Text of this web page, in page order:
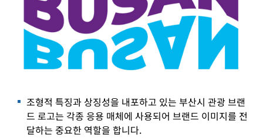
조형적 특징과 상징성을 내포하고 있는 부산시 관광 브랜
드 로고는 각종 응용 매체에 사용되어 브랜드 이미지를 전
달하는 중요한 역할을 합니다.